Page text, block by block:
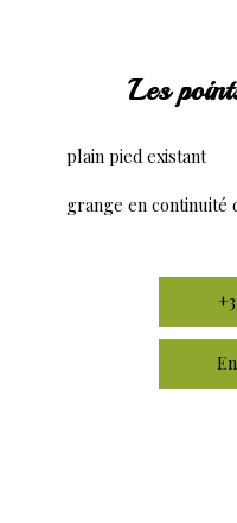
Les
plain pied existant
grange en continuité